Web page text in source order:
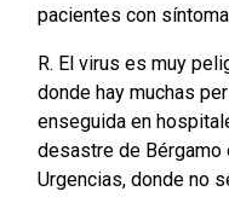
pacientes con
R. El virus es muy
donde hay muchas
enseguida en
desastre de Bérgamo
Urgencias, donde no